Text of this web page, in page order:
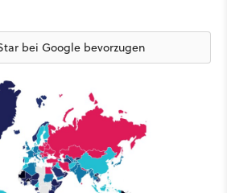
bei Google bevorzugen